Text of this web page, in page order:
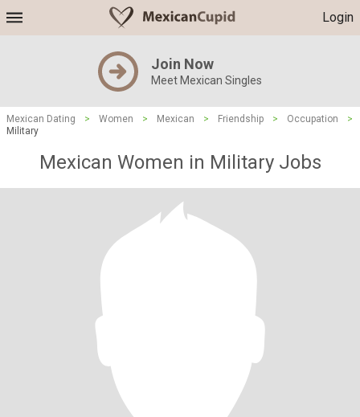
Login
Join Now
Meet Mexican Singles
Mexican Dating > Women > Mexican > Friendship > Occupation
>
Military
Mexican Women in Military Jobs